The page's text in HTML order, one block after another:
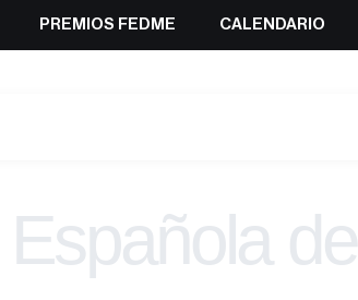
PREMIOS FEDME CALENDARIO